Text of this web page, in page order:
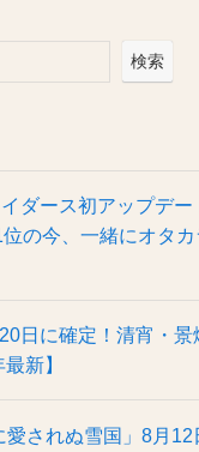
検索
ダース初アップデー
の今、一緒にオタ
日に確定！清宵・
新】
愛されぬ雪国」8月